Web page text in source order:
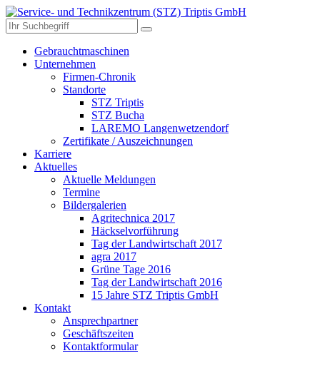
Gebrauchtmaschinen
Unternehmen
Firmen-Chronik
Standorte
STZ Triptis
STZ Bucha
LAREMO Langenwetzendorf
Zertifikate / Auszeichnungen
Karriere
Aktuelles
Aktuelle Meldungen
Termine
Bildergalerien
Agritechnica 2017
Häckselvorführung
Tag der Landwirtschaft 2017
agra 2017
Grüne Tage 2016
Tag der Landwirtschaft 2016
15 Jahre STZ Triptis GmbH
Kontakt
Ansprechpartner
Geschäftszeiten
Kontaktformular